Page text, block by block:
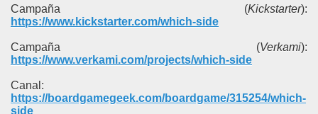
Campaña (Kickstarter):
https://www.kickstarter.com/which-side
Campaña (Verkami):
https://www.verkami.com/projects/which-side
Canal:
https://boardgamegeek.com/boardgame/315254/which-
side